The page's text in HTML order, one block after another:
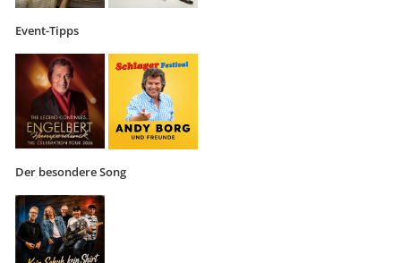
Event-Tipps
Der besondere Song